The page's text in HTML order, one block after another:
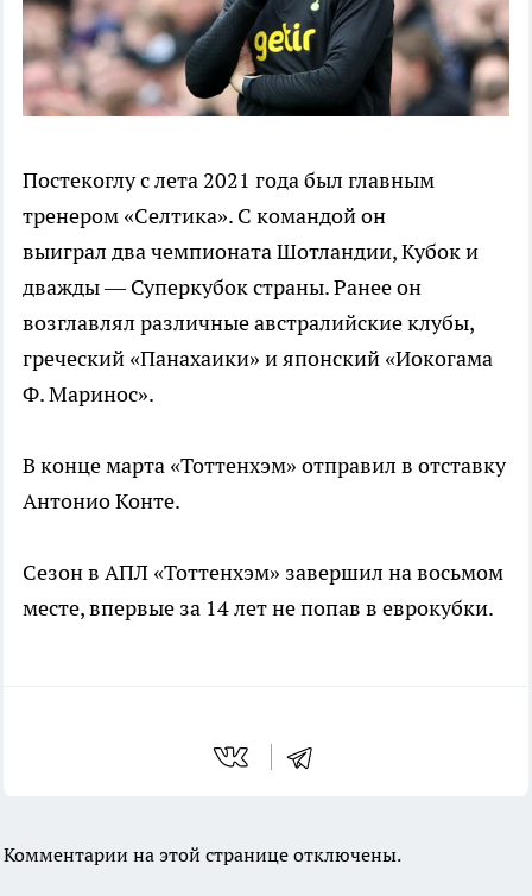
Постекоглу с лета 2021 года был главным
тренером «Селтика». С командой он
выиграл два чемпионата Шотландии, Кубок и
дважды — Суперкубок страны. Ранее он
возглавлял различные австралийские клубы,
греческий «Панахаики» и японский «Иокогама
Ф. Маринос».
В конце марта «Тоттенхэм» отправил в отставку
Антонио Конте.
Сезон в АПЛ «Тоттенхэм» завершил на восьмом
месте, впервые за 14 лет не попав в еврокубки.
Комментарии на этой странице отключены.